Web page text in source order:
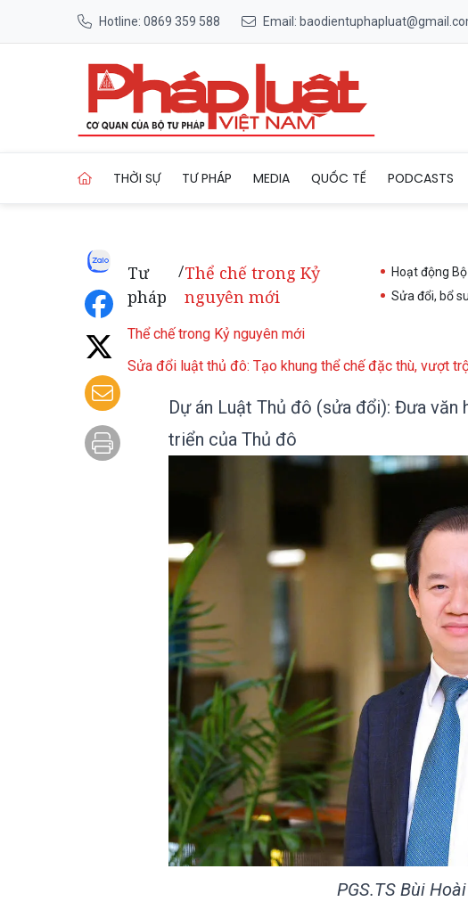
Hotline: 0869 359 588 Email:
THỜI SỰ TƯ PHÁP MEDIA QUỐC TẾ PODCASTS
Tư
pháp
/Thể chế trong Kỷ
nguyên mới
Hoạt động
Sửa đổi, bổ
Thể chế trong Kỷ nguyên mới
Sửa đổi luật thủ đô: Tạo khung thể chế đặc thù, vượt
Dự án Luật Thủ đô (sửa đổi): Đưa văn
triển của Thủ đô
PGS.TS Bùi